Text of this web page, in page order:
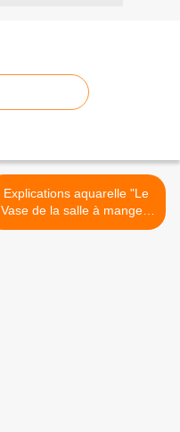
Explications aquarelle "Le
Vase de la salle à manger"
>